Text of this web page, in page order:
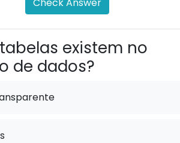
existem no
de dados?